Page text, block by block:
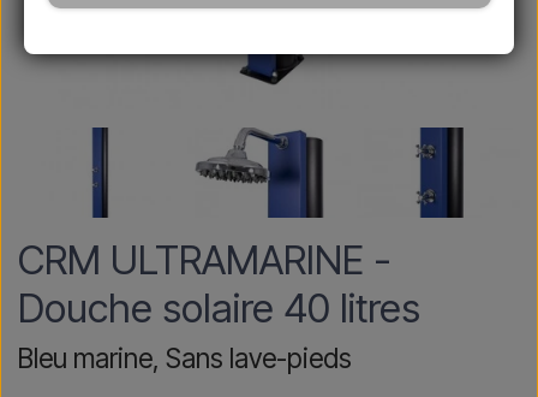
CRM ULTRAMARINE -
Douche solaire 40 litres
Bleu marine, Sans lave-pieds